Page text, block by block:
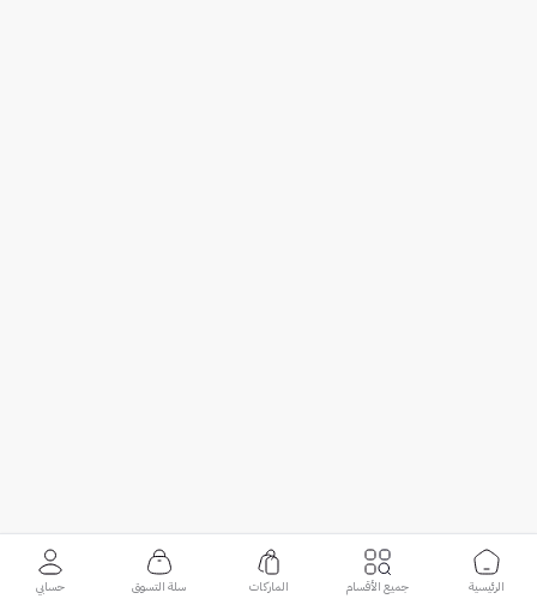
الرئيسية جميع الأقسام الماركات سلة التسوق حسابي